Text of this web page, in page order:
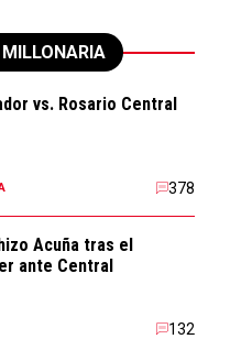
vs. Rosario Central
378
Acuña tras el
ante Central
132